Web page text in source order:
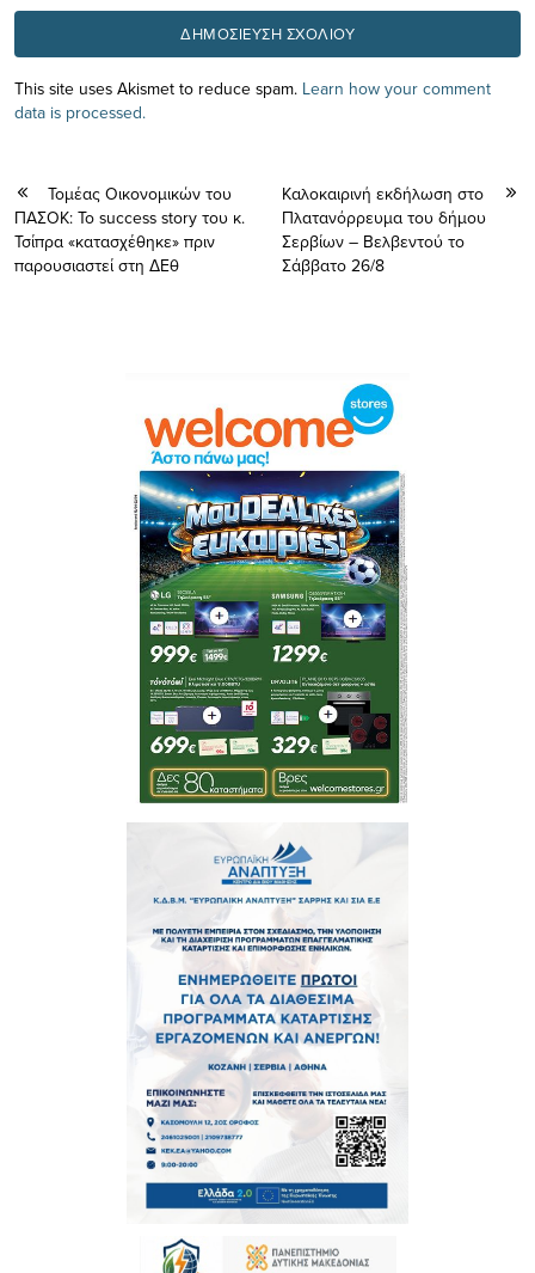
This site uses Akismet to reduce spam. Learn how your comment
data is processed.
Τομέας Οικονομικών του
ΠΑΣΟΚ: Το success story του κ.
Τσίπρα «κατασχέθηκε» πριν
παρουσιαστεί στη ΔΕθ
Καλοκαιρινή εκδήλωση στο
Πλατανόρρευμα του δήμου
Σερβίων – Βελβεντού το
Σάββατο 26/8